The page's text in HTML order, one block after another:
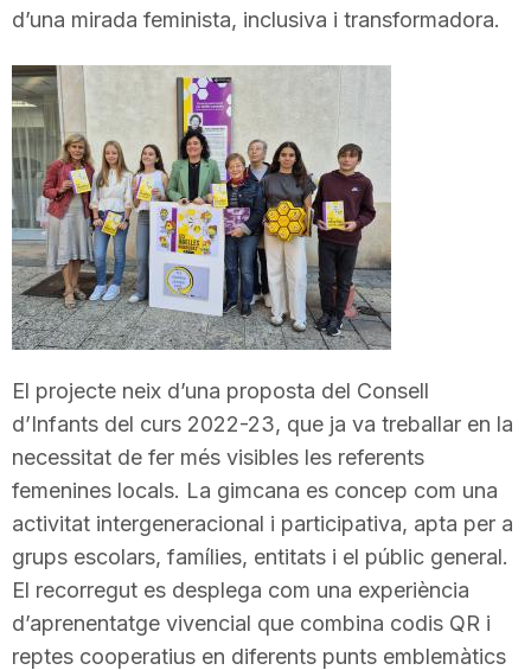
d
e
T
a
r
r
a
g
d’una mirada feminista, inclusiva i transformadora.
El projecte neix d’una proposta del Consell
d’Infants del curs 2022-23, que ja va treballar en la
necessitat de fer més visibles les referents
femenines locals. La gimcana es concep com una
activitat intergeneracional i participativa, apta per a
grups escolars, famílies, entitats i el públic general.
El recorregut es desplega com una experiència
d’aprenentatge vivencial que combina codis QR i
reptes cooperatius en diferents punts emblemàtics